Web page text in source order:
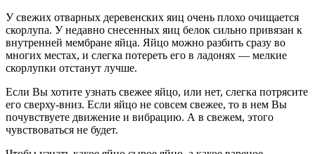
У свежих отварных деревенских яиц очень плохо очищается
скорлупа. У недавно снесенных яиц белок сильно привязан к
внутренней мембране яйца. Яйцо можно разбить сразу во
многих местах, и слегка потереть его в ладонях — мелкие
скорлупки отстанут лучше.
Если Вы хотите узнать свежее яйцо, или нет, слегка потрясите
его сверху-вниз. Если яйцо не совсем свежее, то в нем Вы
почувствуете движение и вибрацию. А в свежем, этого
чувствоваться не будет.